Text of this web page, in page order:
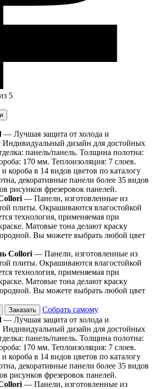
5
— Лучшая защита от холода и
дизайн для достойных
панель/панель. Толщина полотна:
170 мм. Теплоизоляция: 7 слоев.
короба в 14 видов цветов по каталогу
декоративные панели более 35 видов
рисунков фрезеровок панелей.
— Панели, изготовленные из
плиты. Окрашиваются влагостойкой
технология, применяемая при
Матовые тона делают краску
Вы можете выбрать любой цвет
Collori — Панели, изготовленные из
плиты. Окрашиваются влагостойкой
технология, применяемая при
Матовые тона делают краску
Вы можете выбрать любой цвет
Заказать
Собрать самому
— Лучшая защита от холода и
дизайн для достойных
панель/панель. Толщина полотна:
170 мм. Теплоизоляция: 7 слоев.
короба в 14 видов цветов по каталогу
декоративные панели более 35 видов
рисунков фрезеровок панелей.
— Панели, изготовленные из